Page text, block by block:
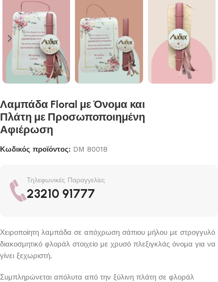
Λαμπάδα Floral με Όνομα και
Πλάτη με Προσωποποιημένη
Αφιέρωση
Κωδικός προϊόντος: DM 80018
Τηλεφωνικές Παραγγελίες
23210 91777
Χειροποίητη λαμπάδα σε απόχρωση σάπιου μήλου με στρογγυλό
διακοσμητικό φλοράλ στοιχείο με χρυσό πλεξιγκλάς όνομα για να
γίνει ξεχωριστή.
Συμπληρώνεται απόλυτα από την ξύλινη πλάτη σε φλοράλ